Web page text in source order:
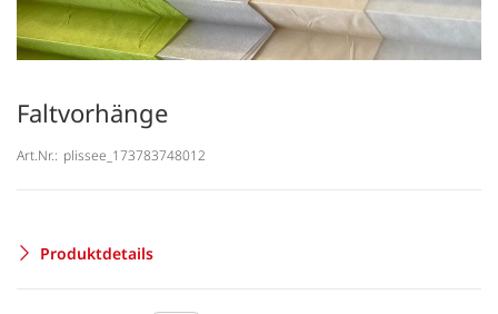
Faltvorhänge
Art.Nr.: plissee_173783748012
Produktdetails